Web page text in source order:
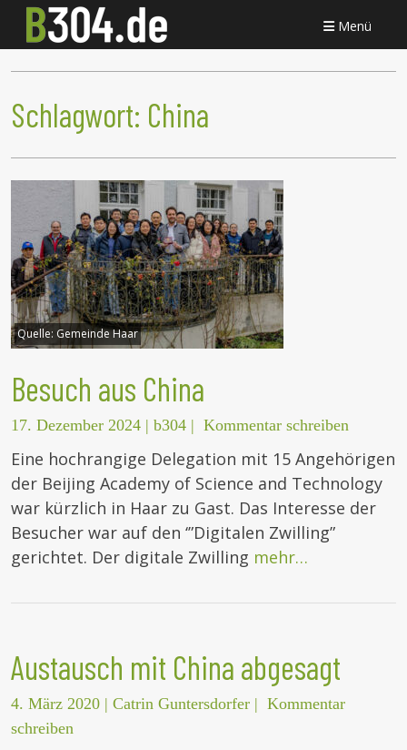
Menü
Schlagwort: China
Quelle: Gemeinde Haar
Besuch aus China
17. Dezember 2024 | b304 | Kommentar schreiben
Eine hochrangige Delegation mit 15 Angehörigen
der Beijing Academy of Science and Technology
war kürzlich in Haar zu Gast. Das Interesse der
Besucher war auf den ‘”Digitalen Zwilling”
gerichtet. Der digitale Zwilling mehr…
Austausch mit China abgesagt
4. März 2020 | Catrin Guntersdorfer | Kommentar
schreiben